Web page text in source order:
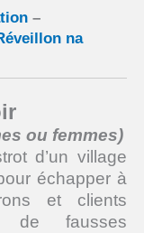
–
na
ou femmes)
d’un village
échapper à
et clients
de fausses